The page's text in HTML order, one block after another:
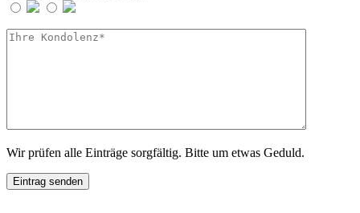
Wir prüfen alle Einträge sorgfältig. Bitte um etwas Geduld.